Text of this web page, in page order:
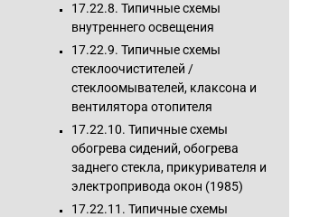
17.22.8. Типичные схемы
внутреннего освещения
17.22.9. Типичные схемы
стеклоочистителей /
стеклоомывателей, клаксона и
вентилятора отопителя
17.22.10. Типичные схемы
обогрева сидений, обогрева
заднего стекла, прикуривателя и
электропривода окон (1985)
17.22.11. Типичные схемы